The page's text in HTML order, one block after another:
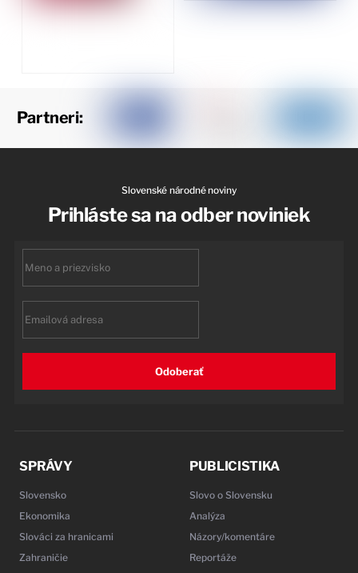
Partneri:
Slovenské národné noviny
Prihláste sa na odber noviniek
Odoberať
SPRÁVY
Slovensko
Ekonomika
Slováci za hranicami
Zahraničie
PUBLICISTIKA
Slovo o Slovensku
Analýza
Názory/komentáre
Reportáže